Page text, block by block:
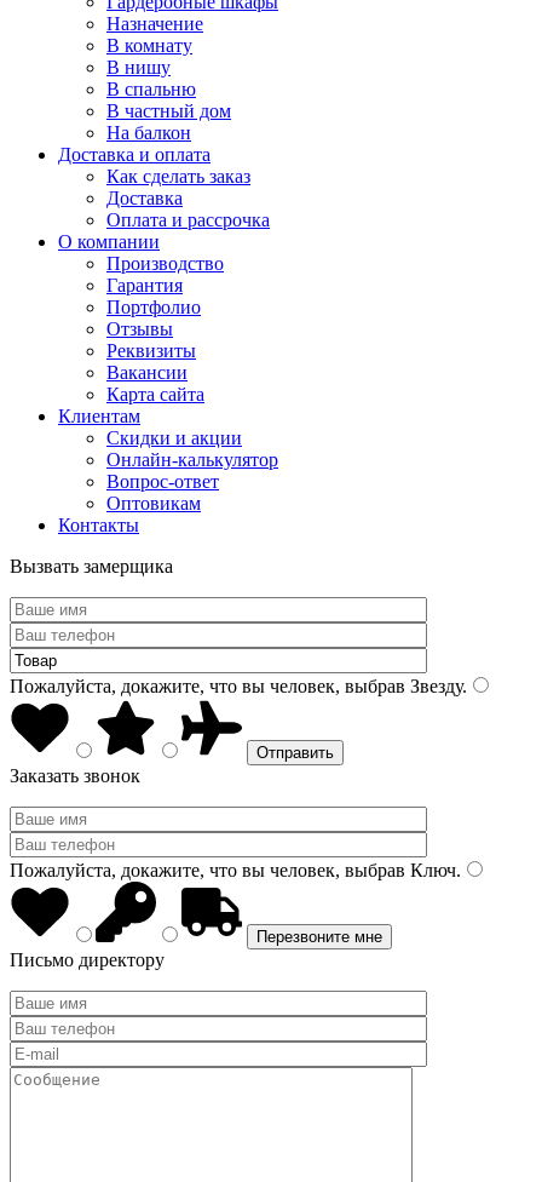
Назначение
В комнату
В нишу
В спальню
В частный дом
На балкон
Доставка и оплата
Как сделать заказ
Доставка
Оплата и рассрочка
О компании
Производство
Гарантия
Портфолио
Отзывы
Реквизиты
Вакансии
Карта сайта
Клиентам
Скидки и акции
Онлайн-калькулятор
Вопрос-ответ
Оптовикам
Контакты
Вызвать замерщика
Пожалуйста, докажите, что вы человек, выбрав Звезду.
Заказать звонок
Пожалуйста, докажите, что вы человек, выбрав Ключ.
Письмо директору